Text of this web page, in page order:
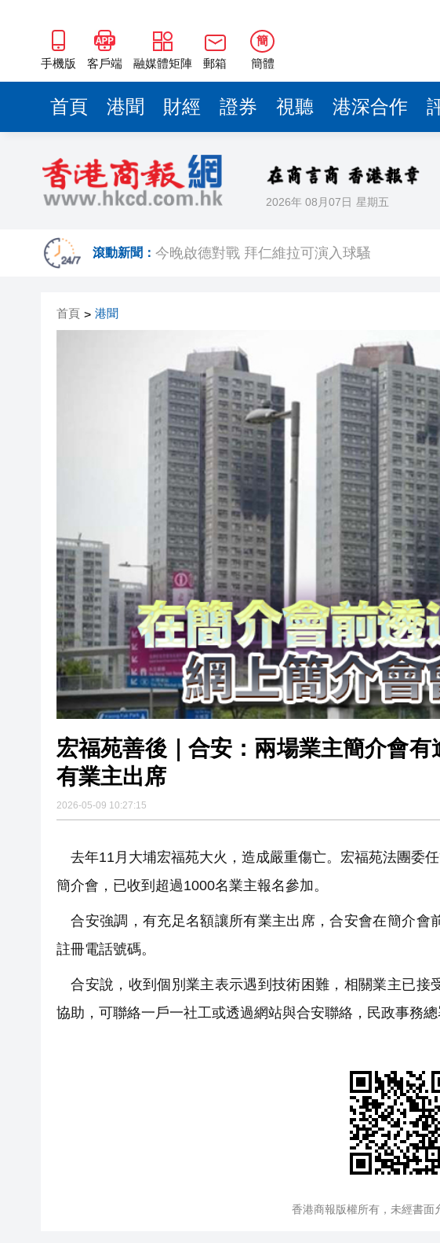
手機版 客戶端 融媒體矩陣 郵箱
簡
簡體
首頁 港聞 財經 證券 視聽 港深合作
2026年 08月07日 星期五
滾動新聞：
今晚啟德對戰 拜仁維拉可演入球騷
恒隆委任蔡德粦接替盧韋柏任CEO 10月1日生效
華僑銀行上半年純利按年增13%至41.95億坡
有片｜香港夜空出現罕見漁火光柱 網民：看見
【新股最前線】拿森科技上市首日早盤漲逾七
首頁 > 港聞
宏福苑善後｜合安：兩場業主簡介會
有業主出席
2026-05-09 10:27:15
去年11月大埔宏福苑大火，造成嚴重傷亡。宏福苑法團委
簡介會，已收到超過1000名業主報名參加。
合安強調，有充足名額讓所有業主出席，合安會在簡介會
註冊電話號碼。
合安說，收到個別業主表示遇到技術困難，相關業主已接
協助，可聯絡一戶一社工或透過網站與合安聯絡，民政事務總
香港商報版權所有，未經書面